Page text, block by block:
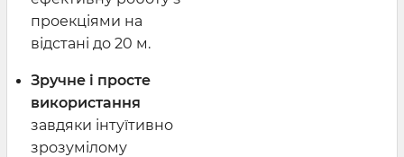
проекціями на
відстані до 20 м.
Зручне і просте
використання
завдяки інтуїтивно
зрозумілому